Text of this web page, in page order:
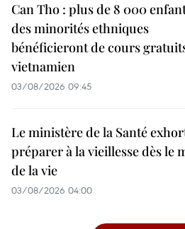
Can Tho : plus de 8 000
des minorités ethniques
bénéficieront de cours
vietnamien
03/08/2026 09:45
Le ministère de la Santé
préparer à la vieillesse dès le
de la vie
03/08/2026 04:00